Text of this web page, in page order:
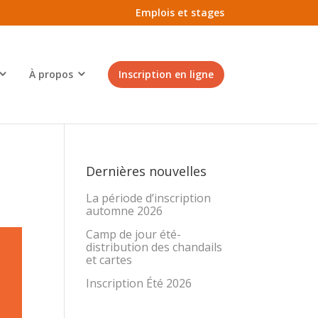
Emplois et stages
À propos Inscription en ligne
Dernières nouvelles
La période d’inscription
automne 2026
Camp de jour été-
distribution des chandails
et cartes
Inscription Été 2026